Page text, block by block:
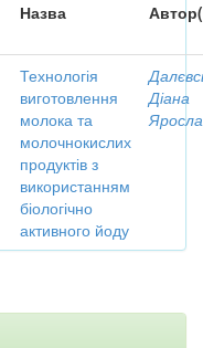
Назва
Технологія
виготовлення
молока та
молочнокислих
продуктів з
використанням
біологічно
активного йоду
Діана